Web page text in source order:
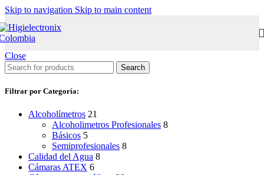
Skip to navigation Skip to main content
Close
Search
Filtrar por Categoría:
Alcoholímetros 21
Alcoholimetros Profesionales 8
Básicos 5
Semiprofesionales 8
Calidad del Agua 8
Cámaras ATEX 6